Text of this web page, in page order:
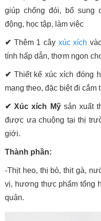
giúp chống đói, bổ sung
động, học tập, làm việc
✔ Thêm 1 cây xúc xích
tính hấp dẫn, thơm ngon
✔ Thiết kế xúc xích đóng
mang theo, đặc biệt đi cắm
✔Xúc xích Mỹ sản xuất
được ưa chuộng tại thị
giới.
Thành phần:
-Thịt heo, thị bò, thịt gà,
vị, hương thực phẩm tổng
quản.